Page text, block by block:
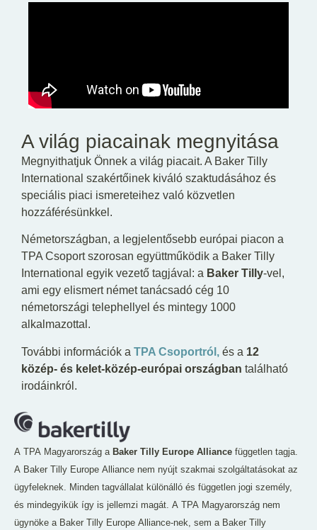
A világ piacainak megnyitása
Megnyithatjuk Önnek a világ piacait. A Baker Tilly
International szakértőinek kiváló szaktudásához és
speciális piaci ismereteihez való közvetlen
hozzáférésünkkel.
Németországban, a legjelentősebb európai piacon a
TPA Csoport szorosan együttműködik a Baker Tilly
International egyik vezető tagjával: a Baker Tilly-vel,
ami egy elismert német tanácsadó cég 10
németországi telephellyel és mintegy 1000
alkalmazottal.
További információk a TPA Csoportról, és a 12
közép- és kelet-közép-európai országban található
irodáinkról.
A TPA Magyarország a Baker Tilly Europe Alliance független tagja.
A Baker Tilly Europe Alliance nem nyújt szakmai szolgáltatásokat az
ügyfeleknek. Minden tagvállalat különálló és független jogi személy,
és mindegyikük így is jellemzi magát. A TPA Magyarország nem
ügynöke a Baker Tilly Europe Alliance-nek, sem a Baker Tilly